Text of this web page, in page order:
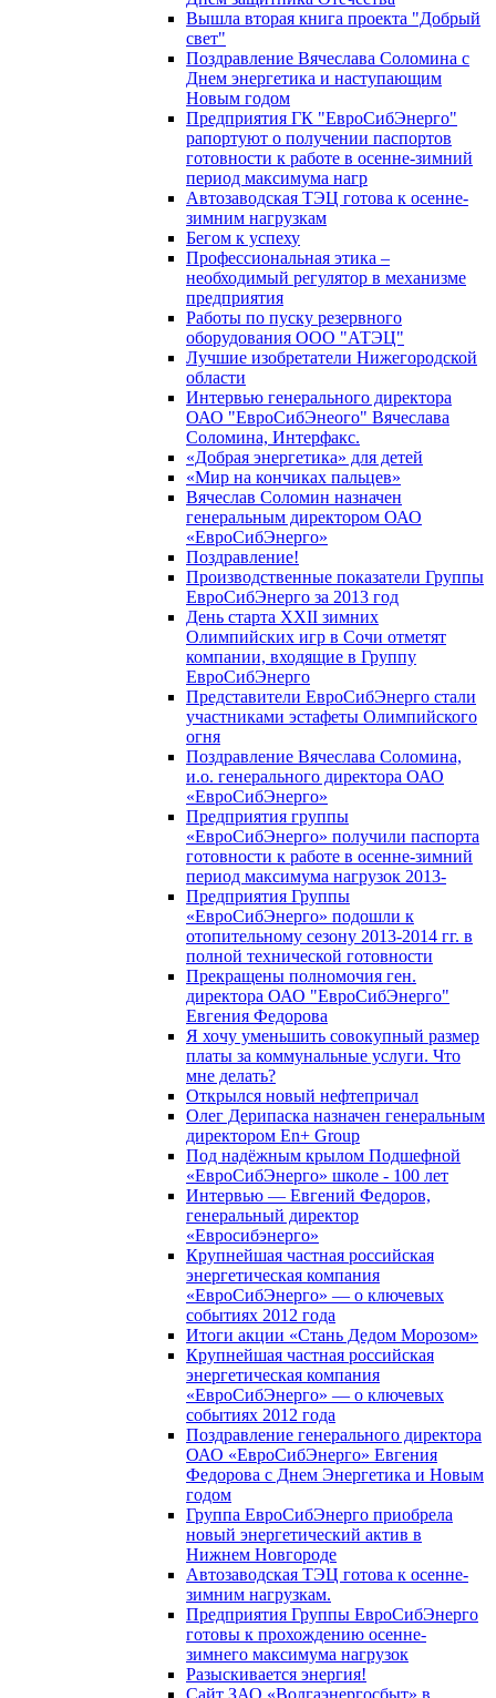
Вышла вторая книга проекта "Добрый
свет"
Поздравление Вячеслава Соломина с
Днем энергетика и наступающим
Новым годом
Предприятия ГК "ЕвроСибЭнерго"
рапортуют о получении паспортов
готовности к работе в осенне-зимний
период максимума нагр
Автозаводская ТЭЦ готова к осенне-
зимним нагрузкам
Бегом к успеху
Профессиональная этика –
необходимый регулятор в механизме
предприятия
Работы по пуску резервного
оборудования ООО "АТЭЦ"
Лучшие изобретатели Нижегородской
области
Интервью генерального директора
ОАО "ЕвроСибЭнеого" Вячеслава
Соломина, Интерфакс.
«Добрая энергетика» для детей
«Мир на кончиках пальцев»
Вячеслав Соломин назначен
генеральным директором ОАО
«ЕвроСибЭнерго»
Поздравление!
Производственные показатели Группы
ЕвроСибЭнерго за 2013 год
День старта XXII зимних
Олимпийских игр в Сочи отметят
компании, входящие в Группу
ЕвроСибЭнерго
Представители ЕвроСибЭнерго стали
участниками эстафеты Олимпийского
огня
Поздравление Вячеслава Соломина,
и.о. генерального директора ОАО
«ЕвроСибЭнерго»
Предприятия группы
«ЕвроСибЭнерго» получили паспорта
готовности к работе в осенне-зимний
период максимума нагрузок 2013-
Предприятия Группы
«ЕвроСибЭнерго» подошли к
отопительному сезону 2013-2014 гг. в
полной технической готовности
Прекращены полномочия ген.
директора ОАО "ЕвроСибЭнерго"
Евгения Федорова
Я хочу уменьшить совокупный размер
платы за коммунальные услуги. Что
мне делать?
Открылся новый нефтепричал
Олег Дерипаска назначен генеральным
директором En+ Group
Под надёжным крылом Подшефной
«ЕвроСибЭнерго» школе - 100 лет
Интервью — Евгений Федоров,
генеральный директор
«Евросибэнерго»
Крупнейшая частная российская
энергетическая компания
«ЕвроСибЭнерго» — о ключевых
событиях 2012 года
Итоги акции «Стань Дедом Морозом»
Крупнейшая частная российская
энергетическая компания
«ЕвроСибЭнерго» — о ключевых
событиях 2012 года
Поздравление генерального директора
ОАО «ЕвроСибЭнерго» Евгения
Федорова с Днем Энергетика и Новым
годом
Группа ЕвроСибЭнерго приобрела
новый энергетический актив в
Нижнем Новгороде
Автозаводская ТЭЦ готова к осенне-
зимним нагрузкам.
Предприятия Группы ЕвроСибЭнерго
готовы к прохождению осенне-
зимнего максимума нагрузок
Разыскивается энергия!